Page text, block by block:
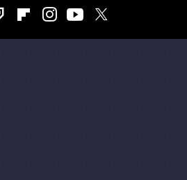
Twitch FlipboardInstagram
Youtube